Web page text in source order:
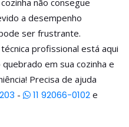
não consegue
a desempenho
ser frustrante.
profissional está aqui
em sua cozinha e
Precisa de ajuda
- 11 92066-0102 e